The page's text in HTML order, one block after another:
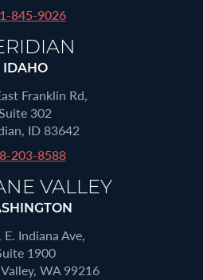
845-9026
IDAHO
Franklin Rd,
302
ID 83642
203-8588
VALLEY
Indiana Ave,
1900
WA 99216